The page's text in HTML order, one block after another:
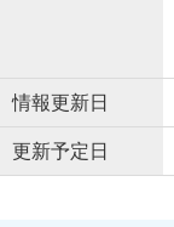
情報更新日
更新予定日